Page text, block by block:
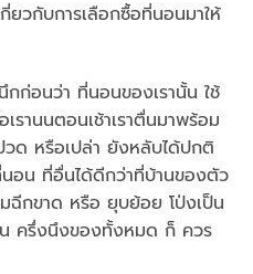
ยวกับการเลือกซื้อที่นอนมาให้
กก่อนว่า ที่นอนของเรานั้น ใช้
รานนตอนเช้าเราตื่นมาพร้อม
วด หรือเปล่า ยังหลับได้ปกติ
อน ที่อื่นได้ดีกว่าที่บ้านของตัว
ฉีกขาด หรือ ยุบย้อย โป่งเป็น
น ครึ่งนึงของทั้งหมด ก็ ควร